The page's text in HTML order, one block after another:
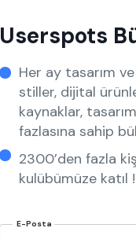
Userspots
Her ay tasarım
stiller, dijital
kaynaklar,
fazlasına sahip
2300’den fazla
kulübümüze katıl !
E-Posta